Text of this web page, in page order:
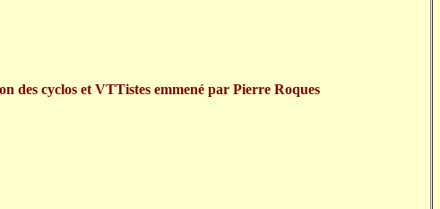
des cyclos et VTTistes emmené par Pierre Roques